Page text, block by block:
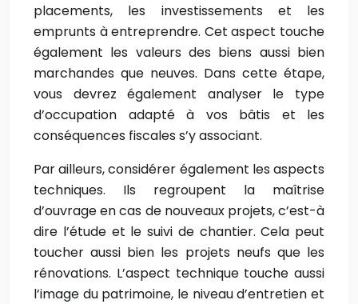
placements, les investissements et les
emprunts à entreprendre. Cet aspect touche
également les valeurs des biens aussi bien
marchandes que neuves. Dans cette étape,
vous devrez également analyser le type
d’occupation adapté à vos bâtis et les
conséquences fiscales s’y associant.
Par ailleurs, considérer également les aspects
techniques. Ils regroupent la maîtrise
d’ouvrage en cas de nouveaux projets, c’est-à
dire l’étude et le suivi de chantier. Cela peut
toucher aussi bien les projets neufs que les
rénovations. L’aspect technique touche aussi
l’image du patrimoine, le niveau d’entretien et